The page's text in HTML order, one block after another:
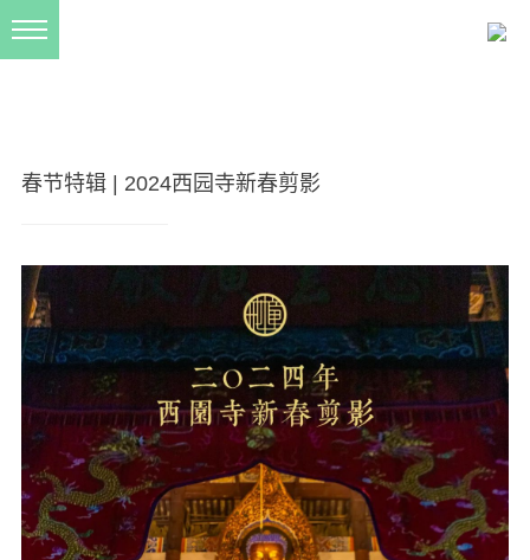
三风建设
戒幢春秋
档案管理
道风建设
法音宣流
音频视频
春节特辑 | 2024西园寺新春剪影